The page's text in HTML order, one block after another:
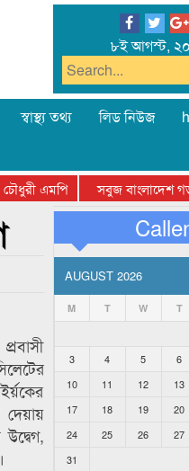
৮ই আগস্ট,
স্বাস্থ্য তথ্য লিড নিউজ
এমপি সবুজ বাংলাদেশ
AUGUST 2026
M T W T
3
4 5 6
10
11 12 13
17
18 19 20
24
25 26 27
31